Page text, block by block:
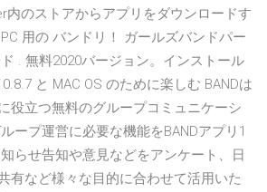
内のストアからアプリをダウンロードす
用の バンドリ！ ガールズバンドパー
. 無料2020バージョン。インストール
と MAC OS のために楽しむ BANDは
役立つ無料のグループコミュニケーシ
ープ運営に必要な機能をBANDアプリ1
らせ告知や意見などをアンケート、日
有など様々な目的に合わせて活用いた